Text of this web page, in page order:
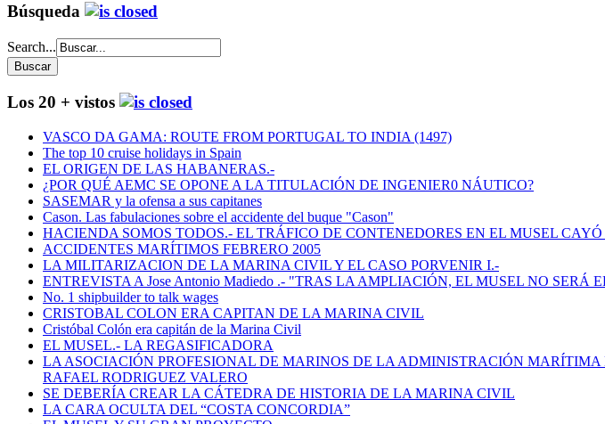
Búsqueda
Search...
Los 20 + vistos
VASCO DA GAMA: ROUTE FROM PORTUGAL TO INDIA (1497)
The top 10 cruise holidays in Spain
EL ORIGEN DE LAS HABANERAS.-
¿POR QUÉ AEMC SE OPONE A LA TITULACIÓN DE INGENIER0 NÁUTICO?
SASEMAR y la ofensa a sus capitanes
Cason. Las fabulaciones sobre el accidente del buque "Cason"
HACIENDA SOMOS TODOS.- EL TRÁFICO DE CONTENEDORES EN EL MUSEL
ACCIDENTES MARÍTIMOS FEBRERO 2005
LA MILITARIZACION DE LA MARINA CIVIL Y EL CASO PORVENIR I.-
ENTREVISTA A Jose Antonio Madiedo .- "TRAS LA AMPLIACIÓN, EL MUSEL NO SERÁ
No. 1 shipbuilder to talk wages
CRISTOBAL COLON ERA CAPITAN DE LA MARINA CIVIL
Cristóbal Colón era capitán de la Marina Civil
EL MUSEL.- LA REGASIFICADORA
LA ASOCIACIÓN PROFESIONAL DE MARINOS DE LA ADMINISTRACIÓN
RAFAEL RODRIGUEZ VALERO
SE DEBERÍA CREAR LA CÁTEDRA DE HISTORIA DE LA MARINA CIVIL
LA CARA OCULTA DEL “COSTA CONCORDIA”